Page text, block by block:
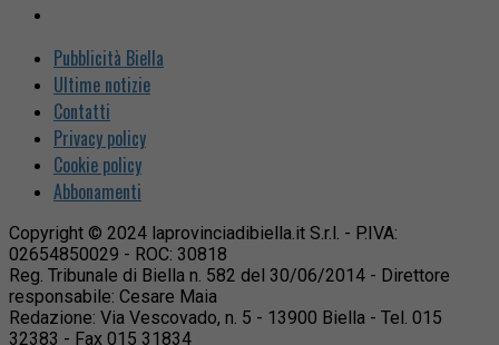
Pubblicità Biella
Ultime notizie
Contatti
Privacy policy
Cookie policy
Abbonamenti
Copyright © 2024 laprovinciadibiella.it S.r.l. - P.IVA:
02654850029 - ROC: 30818
Reg. Tribunale di Biella n. 582 del 30/06/2014 - Direttore
responsabile: Cesare Maia
Redazione: Via Vescovado, n. 5 - 13900 Biella - Tel. 015
32383 - Fax 015 31834